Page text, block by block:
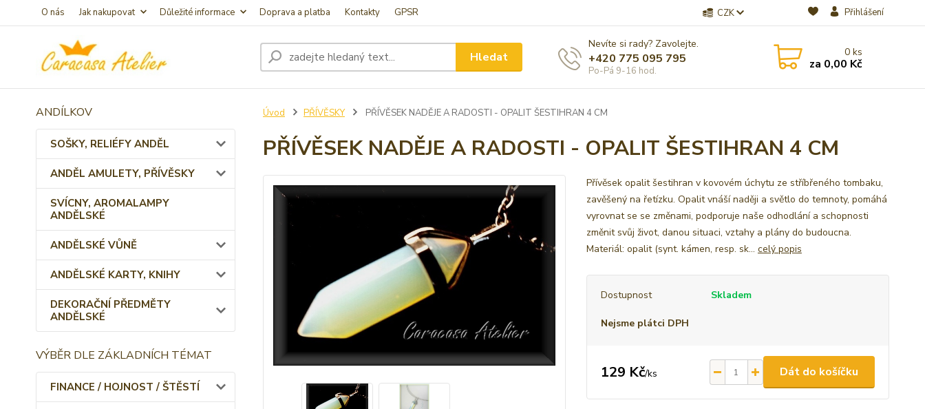
O nás Jak nakupovat Důležité informace Doprava a platba Kontakty GPSR CZK Přihlášení
Hledat
Nevíte si rady? Zavolejte.
+420 775 095 795
Po-Pá 9-16 hod.
0ks
za 0,00 Kč
ANDÍLKOV
SOŠKY, RELIÉFY ANDĚL
ANDĚL AMULETY, PŘÍVĚSKY
SVÍCNY, AROMALAMPY
ANDĚLSKÉ
ANDĚLSKÉ VŮNĚ
ANDĚLSKÉ KARTY, KNIHY
DEKORAČNÍ PŘEDMĚTY
ANDĚLSKÉ
VÝBĚR DLE ZÁKLADNÍCH TÉMAT
FINANCE / HOJNOST / ŠTĚSTÍ
Úvod PŘÍVĚSKY PŘÍVĚSEK NADĚJE A RADOSTI - OPALIT ŠESTIHRAN 4 CM
PŘÍVĚSEK NADĚJE A RADOSTI - OPALIT ŠESTIHRAN 4 CM
Přívěsek opalit šestihran v kovovém úchytu ze stříbřeného tombaku,
zavěšený na řetízku. Opalit vnáší naději a světlo do temnoty, pomáhá
vyrovnat se se změnami, podporuje naše odhodlání a schopnosti
změnit svůj život, danou situaci, vztahy a plány do budoucna.
Materiál: opalit (synt. kámen, resp. sk... celý popis
Dostupnost Skladem
Nejsme plátci DPH
129 Kč/ks Dát do košíčku